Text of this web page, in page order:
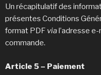
Un récapitulatif des
présentes Conditions
format PDF vial’adresse
commande.
Article 5 – Paiement